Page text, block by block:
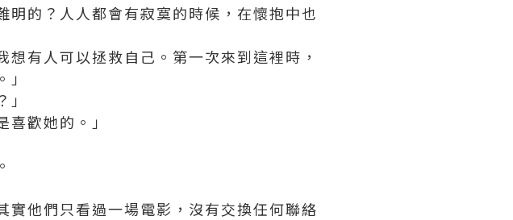
的？人人都會有寂寞的時候，在懷抱中也
有人可以拯救自己。第一次來到這裡時，
歡她的。」
他們只看過一場電影，沒有交換任何聯絡